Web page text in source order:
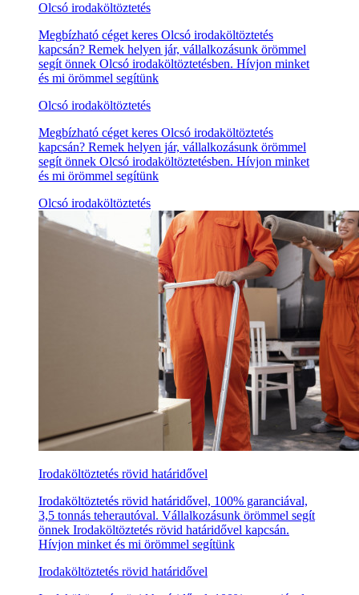
Olcsó irodaköltöztetés
Megbízható céget keres Olcsó irodaköltöztetés
kapcsán? Remek helyen jár, vállalkozásunk örömmel
segít önnek Olcsó irodaköltöztetésben. Hívjon minket
és mi örömmel segítünk
Olcsó irodaköltöztetés
Megbízható céget keres Olcsó irodaköltöztetés
kapcsán? Remek helyen jár, vállalkozásunk örömmel
segít önnek Olcsó irodaköltöztetésben. Hívjon minket
és mi örömmel segítünk
Olcsó irodaköltöztetés
Irodaköltöztetés rövid határidővel
Irodaköltöztetés rövid határidővel, 100% garanciával,
3,5 tonnás teherautóval. Vállalkozásunk örömmel segít
önnek Irodaköltöztetés rövid határidővel kapcsán.
Hívjon minket és mi örömmel segítünk
Irodaköltöztetés rövid határidővel